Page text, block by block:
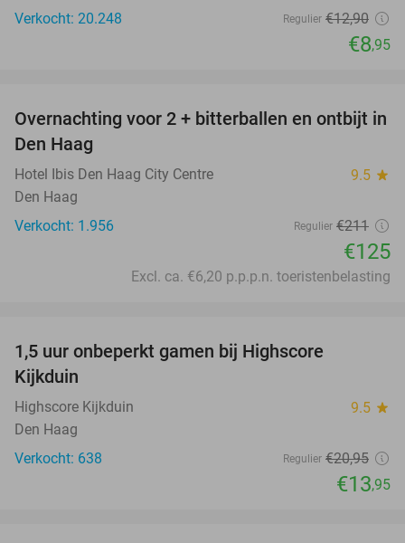
Verkocht: 20.248
Regulier €12,90
€8,95
41%
Overnachting voor 2 + bitterballen en ontbijt in
Den Haag
Hotel Ibis Den Haag City Centre 9.5 star
Den Haag
Verkocht: 1.956
Regulier €211
€125
Excl. ca. €6,20 p.p.p.n. toeristenbelasting
1,5 uur onbeperkt gamen bij Highscore
Kijkduin
Highscore Kijkduin 9.5 star
Den Haag
Verkocht: 638
Regulier €20,95
€13,95